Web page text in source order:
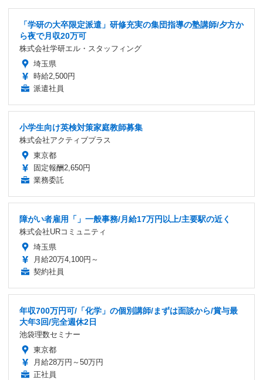
「学研の大卒限定派遣」研修充実の集団指導の塾講師/夕方か
ら夜で月収20万可
株式会社学研エル・スタッフィング
埼玉県
時給2,500円
派遣社員
小学生向け英検対策家庭教師募集
株式会社アクティブプラス
東京都
固定報酬2,650円
業務委託
障がい者雇用「」一般事務/月給17万円以上/主要駅の近く
株式会社URコミュニティ
埼玉県
月給20万4,100円～
契約社員
年収700万円可/「化学」の個別講師/まずは面談から/賞与最
大年3回/完全週休2日
池袋理数セミナー
東京都
月給28万円～50万円
正社員